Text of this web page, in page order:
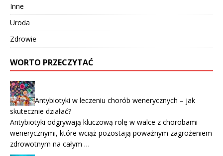
Inne
Uroda
Zdrowie
WORTO PRZECZYTAĆ
Antybiotyki w leczeniu chorób wenerycznych – jak
skutecznie działać?
Antybiotyki odgrywają kluczową rolę w walce z chorobami
wenerycznymi, które wciąż pozostają poważnym zagrożeniem
zdrowotnym na całym …